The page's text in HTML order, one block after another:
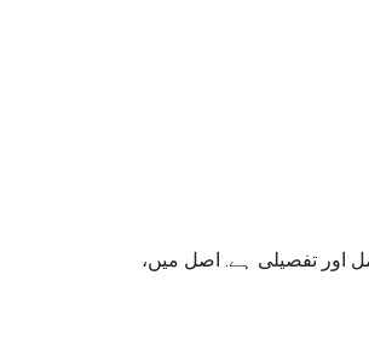
اور تفصیلی ہے. اصل میں،